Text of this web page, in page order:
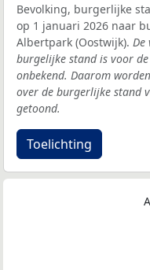
Bevolking, burgerlijke
op 1 januari 2026 naar
Albertpark (Oostwijk). De
burgelijke stand is voor
onbekend. Daarom
over de burgerlijke stand
getoond.
Toelichting